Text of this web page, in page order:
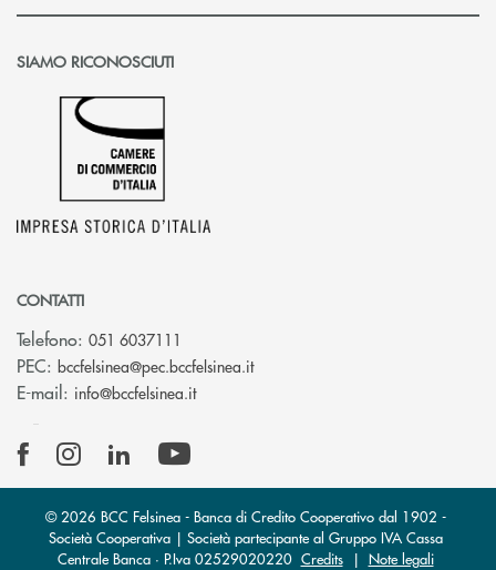
SIAMO RICONOSCIUTI
CONTATTI
Telefono: 051 6037111
PEC: bccfelsinea@pec.bccfelsinea.it(si apre l’app di posta
E-mail: info@bccfelsinea.it(si apre l’app di posta elettronica)
© 2026 BCC Felsinea - Banca di Credito Cooperativo dal 1902 -
Società Cooperativa | Società partecipante al Gruppo IVA Cassa
Centrale Banca · P.Iva 02529020220 Credits| Note legali